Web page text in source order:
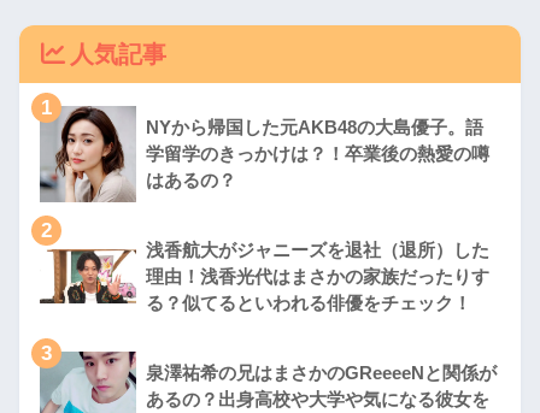
人気記事
1
NYから帰国した元AKB48の大島優子。語
学留学のきっかけは？！卒業後の熱愛の噂
はあるの？
2
浅香航大がジャニーズを退社（退所）した
理由！浅香光代はまさかの家族だったりす
る？似てるといわれる俳優をチェック！
3
泉澤祐希の兄はまさかのGReeeeNと関係が
あるの？出身高校や大学や気になる彼女を